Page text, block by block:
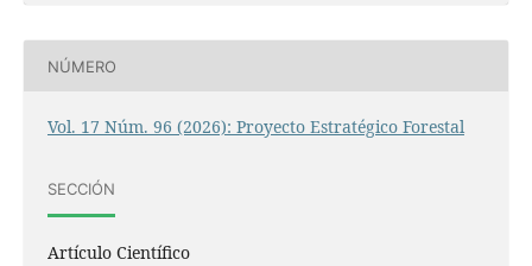
NÚMERO
Vol. 17 Núm. 96 (2026): Proyecto Estratégico Forestal
SECCIÓN
Artículo Científico